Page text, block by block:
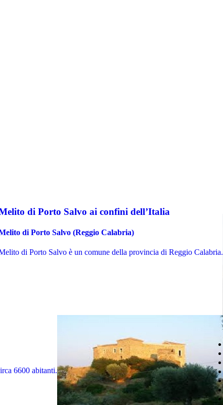
di Porto Salvo ai confini dell’Italia
di Porto Salvo (Reggio Calabria)
di Porto Salvo è un comune della provincia di Reggio Calabria.
6600 abitanti.